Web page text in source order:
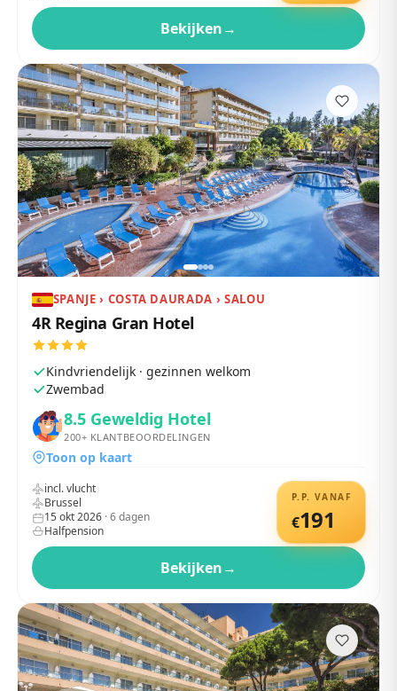
Bekijken→
SPANJE › COSTA DAURADA › SALOU
4R Regina Gran Hotel
Kindvriendelijk · gezinnen welkom
Zwembad
8.5 Geweldig Hotel
200+ KLANTBEOORDELINGEN
Toon op kaart
P.P. VANAF
€191
incl. vlucht
Brussel
15 okt 2026 ·6dagen
Halfpension
Bekijken→